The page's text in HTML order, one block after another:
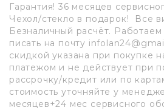
Гарантия! 36 месяцев
Чехол/стекло в подарок! Все
Безналичный расчёт.
писать на почту
скидкой указана при покупке
платежом и не действует при
рассрочку/кредит или по
стоимость уточняйте у
месяцев+24 мес сервисного